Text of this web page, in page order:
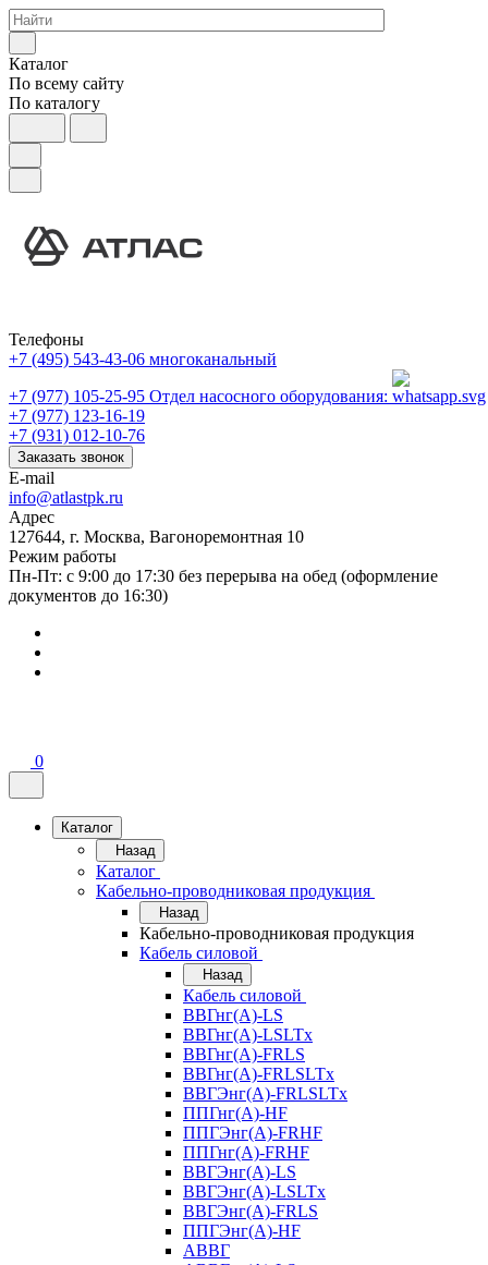
Каталог
По всему сайту
По каталогу
Телефоны
+7 (495) 543-43-06 многоканальный
+7 (977) 105-25-95 Отдел насосного оборудования:
+7 (977) 123-16-19
+7 (931) 012-10-76
Заказать звонок
E-mail
info@atlastpk.ru
Адрес
127644, г. Москва, Вагоноремонтная 10
Режим работы
Пн-Пт: с 9:00 до 17:30 без перерыва на обед (оформление
документов до 16:30)
0
Каталог
Назад
Каталог
Кабельно-проводниковая продукция
Назад
Кабельно-проводниковая продукция
Кабель силовой
Назад
Кабель силовой
ВВГнг(А)-LS
ВВГнг(А)-LSLTx
ВВГнг(А)-FRLS
ВВГнг(А)-FRLSLTx
ВВГЭнг(А)-FRLSLTx
ППГнг(А)-HF
ППГЭнг(А)-FRHF
ППГнг(А)-FRHF
ВВГЭнг(А)-LS
ВВГЭнг(А)-LSLTx
ВВГЭнг(А)-FRLS
ППГЭнг(А)-HF
АВВГ